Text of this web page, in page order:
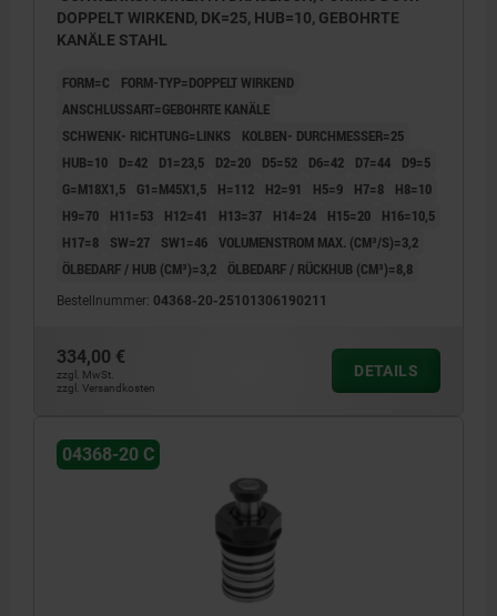
5) rechts schwenkend
7) Entspannen oder Entlüften bei einfach
wirkenden Zylindern
DOPPELT WIRKEND, DK=25, HUB=10, GEBOHRTE
KANÄLE STAHL
FORM=C
FORM-TYP=DOPPELT WIRKEND
ANSCHLUSSART=GEBOHRTE KANÄLE
SCHWENK- RICHTUNG=LINKS
KOLBEN- DURCHMESSER=25
HUB=10
D=42 D1=23,5 D2=20 D5=52 D6=42 D7=44
D9=5
G=M18X1,5
G1=M45X1,5 H=112 H2=91 H5=9 H7=8
H8=10
H9=70
H11=53 H12=41 H13=37 H14=24 H15=20
H16=10,5
H17=8
SW=27 SW1=46 VOLUMENSTROM MAX. (CM³/S)=3,2
ÖLBEDARF / HUB (CM³)=3,2
ÖLBEDARF / RÜCKHUB (CM³)=8,8
Bestellnummer: 04368-20-25101306190211
334,00 €
zzgl. MwSt.
zzgl. Versandkosten
DETAILS
04368-20 C